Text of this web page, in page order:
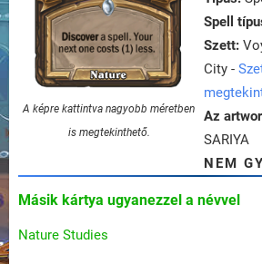
A képre kattintva nagyobb méretben
is megtekinthető.
Spell
Szett:
City -
Az
SARIYA
NEM
Másik kártya ugyanezzel a névvel
Nature Studies